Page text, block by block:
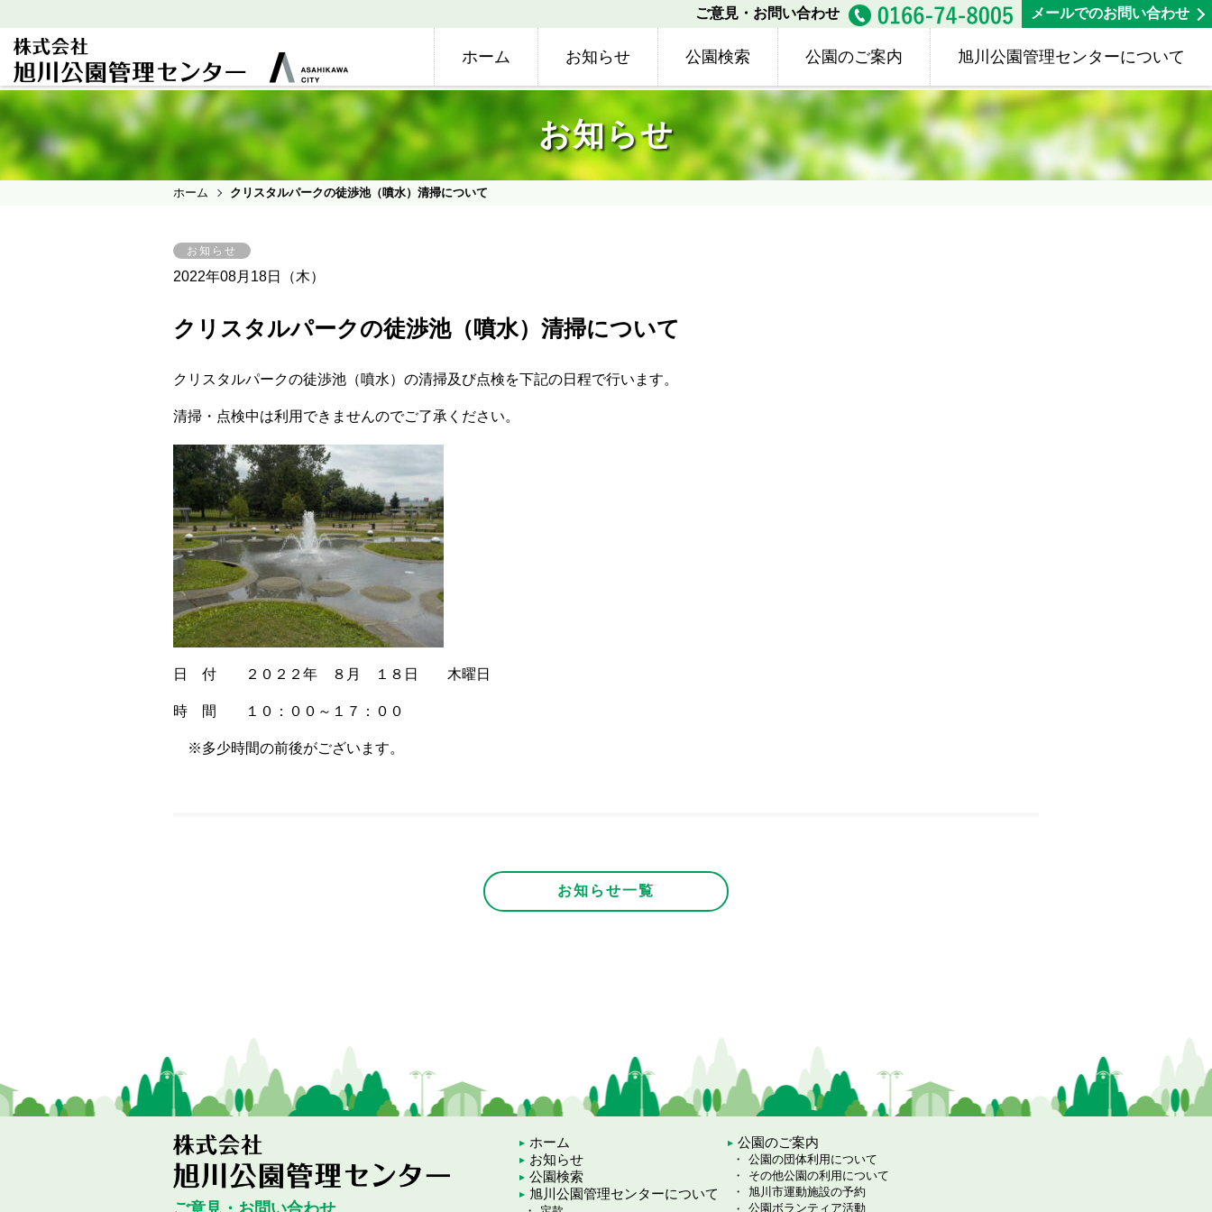
ご意見・お問い合わせ メールでのお問い合わせ
ホーム お知らせ 公園検索 公園のご案内 旭川公園管理センターについて
お知らせ
ホーム クリスタルパークの徒渉池（噴水）清掃について
お知らせ
2022年08月18日（木）
クリスタルパークの徒渉池（噴水）清掃について
クリスタルパークの徒渉池（噴水）の清掃及び点検を下記の日程で行います。
清掃・点検中は利用できませんのでご了承ください。
日 付 ２０２２年 ８月 １８日 木曜日
時 間 １０：００～１７：００
※多少時間の前後がございます。
お知らせ一覧
ご意見・お問い合わせ
ホーム
お知らせ
公園検索
旭川公園管理センターについて
公園のご案内
公園の団体利用について
その他公園の利用について
旭川市運動施設の予約
公園ボランティア活動